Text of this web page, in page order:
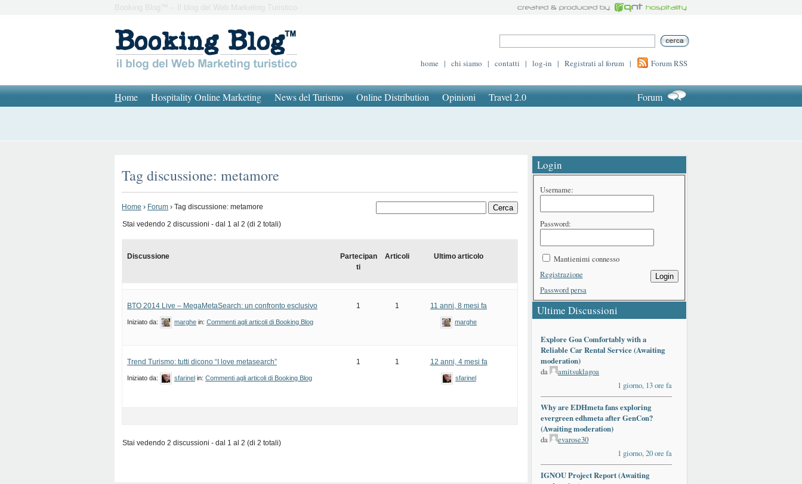
Booking Blog™ – Il blog del Web Marketing Turistico
home | chi siamo | contatti | log-in | Registrati al forum | Forum RSS
Home Hospitality Online Marketing News del Turismo Online Distribution Opinioni Travel 2.0 Forum
Tag discussione: metamore
Home › Forum › Tag discussione: metamore
Stai vedendo 2 discussioni - dal 1 al 2 (di 2 totali)
Discussione
Partecipan
ti
Articoli Ultimo articolo
BTO 2014 Live – MegaMetaSearch: un confronto esclusivo
Iniziato da: marghe in: Commenti agli articoli di Booking Blog
1 1 11 anni, 8 mesi fa
marghe
Trend Turismo: tutti dicono “I love metasearch”
Iniziato da: sfarinel in: Commenti agli articoli di Booking Blog
1 1 12 anni, 4 mesi fa
sfarinel
Stai vedendo 2 discussioni - dal 1 al 2 (di 2 totali)
Login
Username:
Password:
Mantienimi connesso
Login
Registrazione
Password persa
Ultime Discussioni
Explore Goa Comfortably with a
Reliable Car Rental Service (Awaiting
moderation)
da
amitsuklagoa
1 giorno, 13 ore fa
Why are EDHmeta fans exploring
evergreen edhmeta after GenCon?
(Awaiting moderation)
da
evarose30
1 giorno, 20 ore fa
IGNOU Project Report (Awaiting